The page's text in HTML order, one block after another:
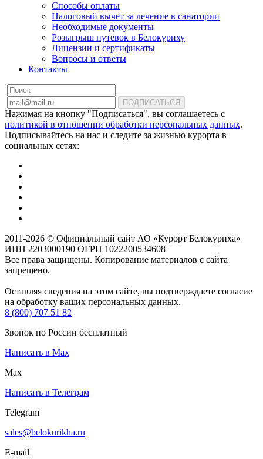
Способы оплаты
Налоговый вычет за лечение в санатории
Необходимые документы
Розыгрыш путевок в Белокуриху
Лицензии и сертификаты
Вопросы и ответы
Контакты
ПОДПИСАТЬСЯ
Нажимая на кнопку "Подписаться", вы соглашаетесь с
политикой в отношении обработки персональных данных.
Подписывайтесь на нас и следите за жизнью курорта в
социальных сетях:
2011-2026 © Официальный сайт АО «Курорт Белокуриха»
ИНН 2203000190 ОГРН 1022200534608
Все права защищены. Копирование материалов с сайта
запрещено.
Оставляя сведения на этом сайте, вы подтверждаете согласие
на обработку ваших персональных данных.
8 (800) 707 51 82
Звонок по России бесплатный
Написать в Max
Max
Написать в Телеграм
Telegram
sales@belokurikha.ru
E-mail